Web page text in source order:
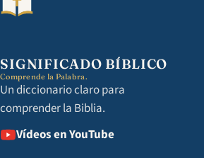
SIGNIFICADO BÍBLICO
Comprende la Palabra.
Un diccionario claro para
comprender la Biblia.
Vídeos en YouTube